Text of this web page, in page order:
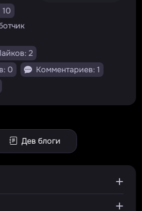
10
2
0
Комментариев: 1
Дев блоги